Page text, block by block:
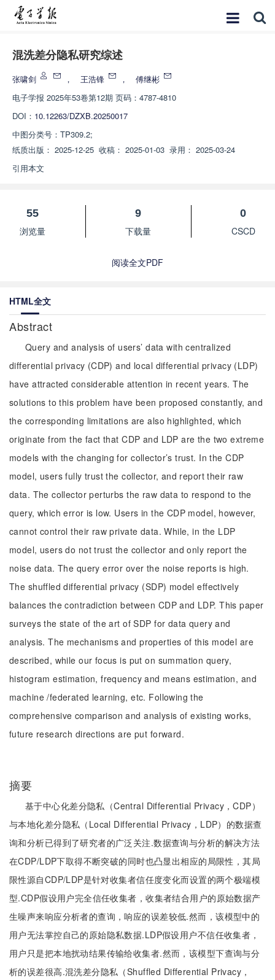
混洗差分隐私研究综述
张啸剑 ， 王浩锋 ，
傅继彬
电子学报 2025年53卷第12期 页码：4787-4810
DOI： 10.12263/DZXB.20250017
中图分类号： TP309.2;
纸质出版： 2025-12-25 收稿： 2025-01-03 录用： 2025-03-24
引用本文
55
浏览量
9
下载量
0
CSCD
阅读全文PDF
HTML全文
Abstract
Query and analysis of users’ data with centralized
differential privacy (CDP) and local differential privacy (LDP)
have attracted considerable attention in recent years. The
solutions to this problem have been proposed constantly, and
the corresponding limitations are also highlighted, which
originate from the fact that CDP and LDP are the two extreme
models with the changing for collector’s trust. In the CDP
model, users fully trust the collector, and report their raw
data. The collector perturbs the raw data to respond to the
query, which error is low. Users in the CDP model, however,
cannot control their raw private data. While, in the LDP
model, users do not trust the collector and only report the
noise data. The query error over the noise reports is high.
The shuffled differential privacy (SDP) model effectively
balances the contradiction between CDP and LDP. This paper
surveys the state of the art of SDP for data query and
analysis. The mechanisms and properties of this model are
described, while our focus is put on summation query,
histogram estimation, frequency and means estimation, and
machine /federated learning, etc. Following the
comprehensive comparison and analysis of existing works,
future research directions are put forward.
摘要
基于中心化差分隐私（Central Differential Privacy，CDP）
与本地化差分隐私（Local Differential Privacy，LDP）的数据查
询和分析已得到了研究者的广泛关注.数据查询与分析的解决方法
在CDP/LDP下取得不断突破的同时也凸显出相应的局限性，其局
限性源自CDP/LDP是针对收集者信任度变化而设置的两个极端模
型.CDP假设用户完全信任收集者，收集者结合用户的原始数据产
生噪声来响应分析者的查询，响应的误差较低.然而，该模型中的
用户无法掌控自己的原始隐私数据.LDP假设用户不信任收集者，
用户只是把本地扰动结果传输给收集者.然而，该模型下查询与分
析的误差很高.混洗差分隐私（Shuffled Differential Privacy，